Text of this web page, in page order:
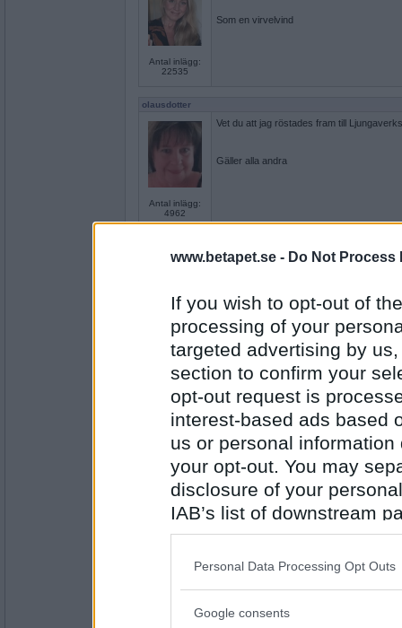
www.betapet.se - Do Not Process
If you wish to opt-out of
processing of your
targeted advertising by
section to confirm your
opt-out request is
interest-based ads based
us or personal
your opt-out. You may
disclosure of your
IAB’s list of downstream
also be disclosed by us
Downstream Participants
Please note that this
Personal Data Processing Opt Outs
Google consents
Antal inlägg:
22535
Som en virvelvind
olausdotter
Antal inlägg:
4962
Vet du att jag röstades fram till
Gäller alla andra
Antal inlägg:
4962
Sen ...
Antal inlägg:
4523
Tror du vi hinner med möhippan efter
Nu ska vi leva loppan
Antal inlägg: 658
Snett utanför lagens ramar